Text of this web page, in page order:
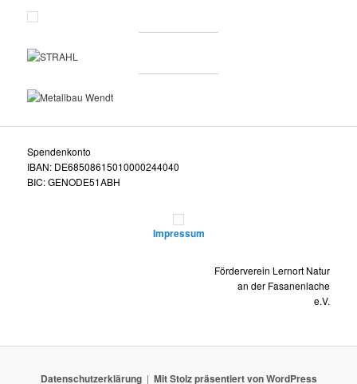
Spendenkonto
IBAN: DE68508615010000244040
BIC: GENODE51ABH
Impressum
Förderverein Lernort Natur
an der Fasanenlache
e.V.
Datenschutzerklärung Mit Stolz präsentiert von WordPress